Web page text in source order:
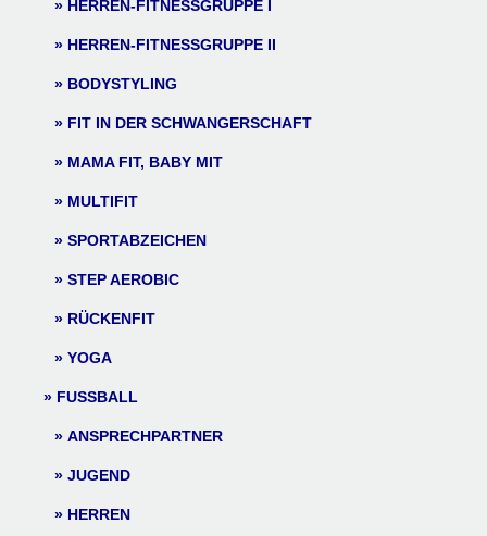
HERREN-FITNESSGRUPPE I
HERREN-FITNESSGRUPPE II
BODYSTYLING
FIT IN DER SCHWANGERSCHAFT
MAMA FIT, BABY MIT
MULTIFIT
SPORTABZEICHEN
STEP AEROBIC
RÜCKENFIT
YOGA
FUSSBALL
ANSPRECHPARTNER
JUGEND
HERREN